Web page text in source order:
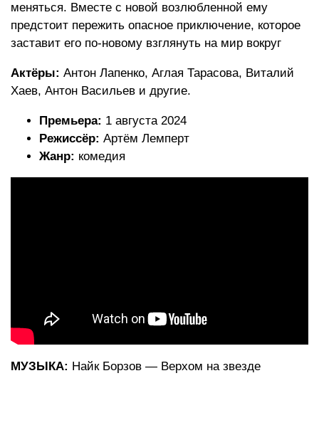
меняться. Вместе с новой возлюбленной ему
предстоит пережить опасное приключение, которое
заставит его по-новому взглянуть на мир вокруг
Актёры: Антон Лапенко, Аглая Тарасова, Виталий
Хаев, Антон Васильев и другие.
Премьера: 1 августа 2024
Режиссёр: Артём Лемперт
Жанр: комедия
МУЗЫКА: Найк Борзов — Верхом на звезде